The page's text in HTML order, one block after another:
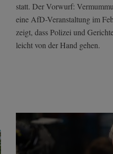
statt. Der Vorwurf:
eine AfD-Veranstaltung im
zeigt, dass Polizei und
leicht von der Hand gehen.